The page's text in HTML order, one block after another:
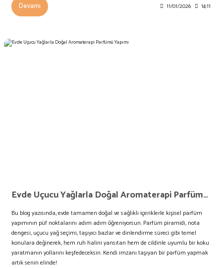
Devamı 11/01/2026 14:11
Evde Uçucu Yağlarla Doğal Aromaterapi Parfümü Yapımı
Bu blog yazısında, evde tamamen doğal ve sağlıklı içeriklerle kişisel parfüm
yapımının püf noktalarını adım adım öğreniyorsun. Parfüm piramidi, nota
dengesi, uçucu yağ seçimi, taşıyıcı bazlar ve dinlendirme süreci gibi temel
konulara değinerek, hem ruh halini yansıtan hem de cildinle uyumlu bir koku
yaratmanın yollarını keşfedeceksin. Kendi imzanı taşıyan bir parfüm yapmak
artık senin elinde!